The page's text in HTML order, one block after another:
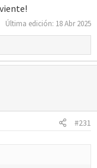
Última edición: 18 Abr 2025
#231